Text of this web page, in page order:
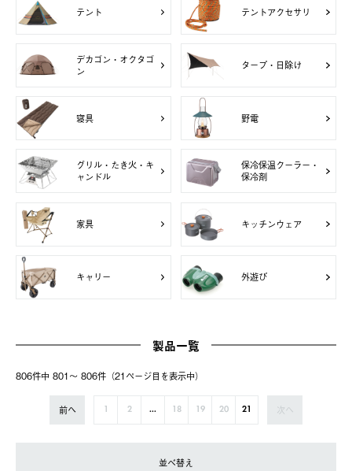
テント テントアクセサリ
デカゴン・オクタゴ
ン
タープ・日除け
寝具 野電
グリル・たき火・キ
ャンドル
保冷保温クーラー・
保冷剤
家具 キッチンウェア
キャリー 外遊び
製品一覧
806件中 801〜 806件（21ページ⽬を表⽰中）
前へ 2 ... 18 19 20 21 次へ
並べ替え